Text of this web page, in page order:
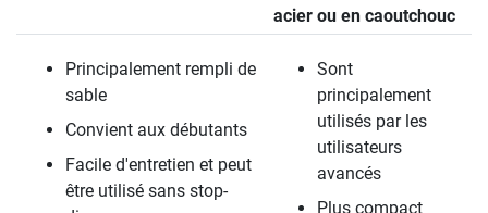
acier ou en caoutchouc
Principalement rempli de
sable
Convient aux débutants
Facile d'entretien et peut
être utilisé sans stop-
Sont
principalement
utilisés par les
utilisateurs
avancés
Plus compact